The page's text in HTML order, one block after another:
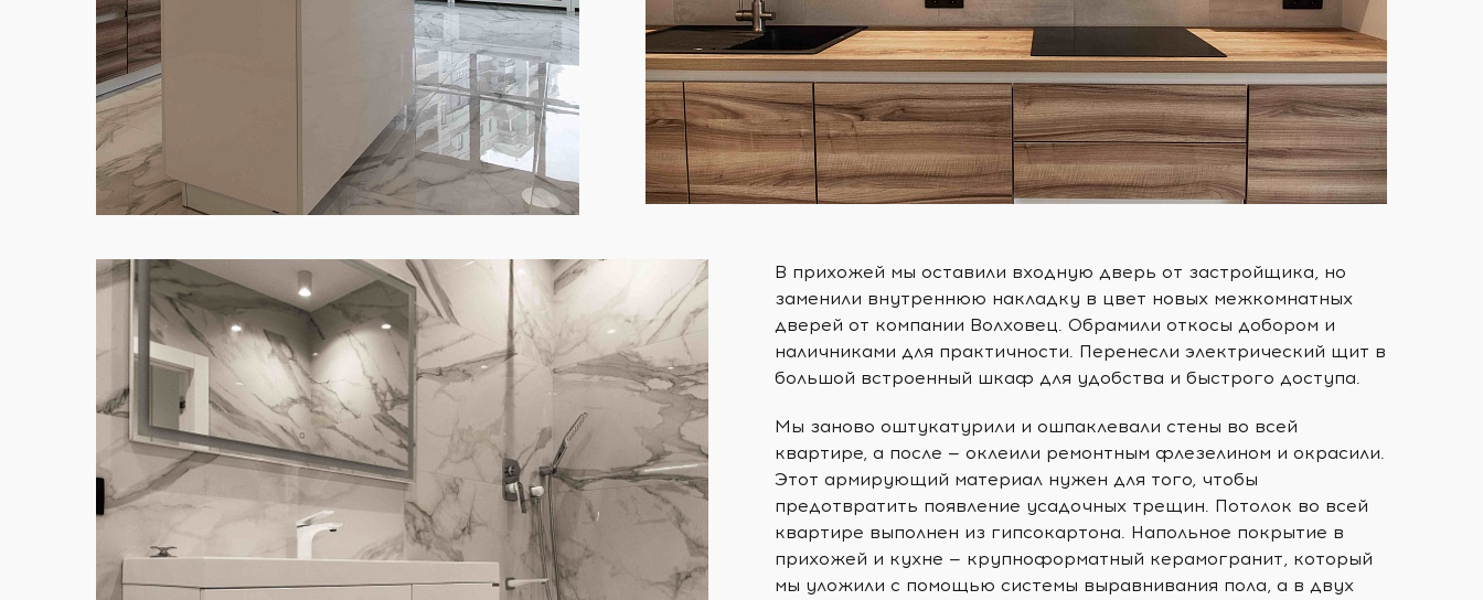
В прихожей мы оставили входную дверь от застройщика, но
заменили внутреннюю накладку в цвет новых межкомнатных
дверей от компании Волховец. Обрамили откосы добором и
наличниками для практичности. Перенесли электрический щит в
большой встроенный шкаф для удобства и быстрого доступа.
Мы заново оштукатурили и ошпаклевали стены во всей
квартире, а после — оклеили ремонтным флезелином и окрасили.
Этот армирующий материал нужен для того, чтобы
предотвратить появление усадочных трещин. Потолок во всей
квартире выполнен из гипсокартона. Напольное покрытие в
прихожей и кухне — крупноформатный керамогранит, который
мы уложили с помощью системы выравнивания пола, а в двух